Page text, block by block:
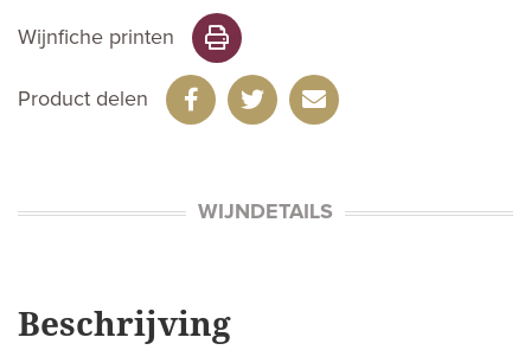
Wijnfiche printen
Product delen
WIJNDETAILS
Beschrijving